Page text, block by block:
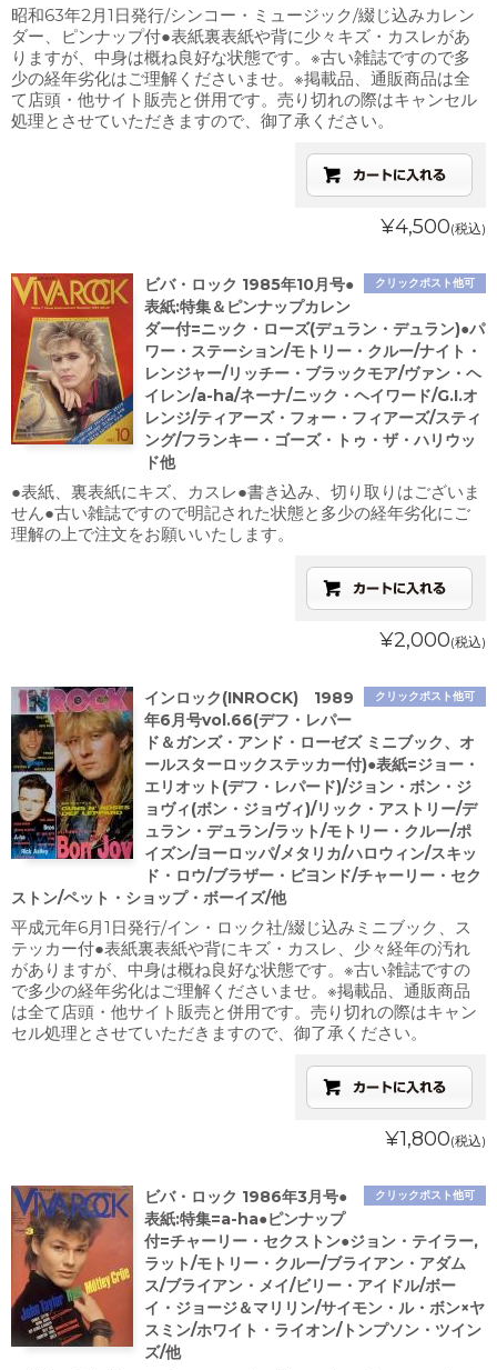
昭和63年2月1日発行/シンコー・ミュージック/綴じ込みカレン
ダー、ピンナップ付●表紙裏表紙や背に少々キズ・カスレがあ
りますが、中身は概ね良好な状態です。※古い雑誌ですので多
少の経年劣化はご理解くださいませ。※掲載品、通販商品は全
て店頭・他サイト販売と併用です。売り切れの際はキャンセル
処理とさせていただきますので、御了承ください。
¥4,500(税込)
クリックポスト他可
ビバ・ロック 1985年10月号●
表紙:特集＆ピンナップカレン
ダー付=ニック・ローズ(デュラン・デュラン)●パ
ワー・ステーション/モトリー・クルー/ナイト・
レンジャー/リッチー・ブラックモア/ヴァン・ヘ
イレン/a-ha/ネーナ/ニック・ヘイワード/G.I.オ
レンジ/ティアーズ・フォー・フィアーズ/スティ
ング/フランキー・ゴーズ・トゥ・ザ・ハリウッ
ド他
●表紙、裏表紙にキズ、カスレ●書き込み、切り取りはございま
せん●古い雑誌ですので明記された状態と多少の経年劣化にご
理解の上で注文をお願いいたします。
¥2,000(税込)
クリックポスト他可
インロック(INROCK) 1989
年6月号vol.66(デフ・レパー
ド＆ガンズ・アンド・ローゼズ ミニブック、オ
ールスターロックステッカー付)●表紙=ジョー・
エリオット(デフ・レパード)/ジョン・ボン・ジ
ョヴィ(ボン・ジョヴィ)/リック・アストリー/デ
ュラン・デュラン/ラット/モトリー・クルー/ポ
イズン/ヨーロッパ/メタリカ/ハロウィン/スキッ
ド・ロウ/ブラザー・ビヨンド/チャーリー・セク
ストン/ペット・ショップ・ボーイズ/他
平成元年6月1日発行/イン・ロック社/綴じ込みミニブック、ス
テッカー付●表紙裏表紙や背にキズ・カスレ、少々経年の汚れ
がありますが、中身は概ね良好な状態です。※古い雑誌ですの
で多少の経年劣化はご理解くださいませ。※掲載品、通販商品
は全て店頭・他サイト販売と併用です。売り切れの際はキャン
セル処理とさせていただきますので、御了承ください。
¥1,800(税込)
クリックポスト他可
ビバ・ロック 1986年3月号●
表紙:特集=a-ha●ピンナップ
付=チャーリー・セクストン●ジョン・テイラー,
ラット/モトリー・クルー/ブライアン・アダム
ス/ブライアン・メイ/ビリー・アイドル/ボー
イ・ジョージ＆マリリン/サイモン・ル・ボン×ヤ
スミン/ホワイト・ライオン/トンプソン・ツイン
ズ/他